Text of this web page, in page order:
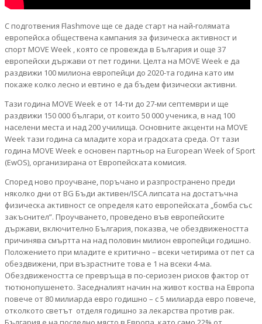
С подготвения Flashmove ще се даде старт на най-голямата
европейска обществена кампания за физическа активност и
спорт MOVE Week , която се провежда в България и още 37
европейски държави от пет години. Целта на MOVE Week е да
раздвижи 100 милиона европейци до 2020-та година като им
покаже колко лесно и евтино е да бъдем физически активни.
Тази година MOVE Week е от 14-ти до 27-ми септември и ще
раздвижи 150 000 българи, от които 50 000 ученика, в над 100
населени места и над 200 училища. Основните акценти на MOVE
Week тази година са младите хора и градската среда. От тази
година MOVE Week е основен партньор на European Week of Sport
(EwOS), организирана от Европейската комисия.
Според ново проучване, поръчано и разпространено преди
няколко дни от BG Бъди активен/ISCA липсата на достатъчна
физическа активност се определя като европейската „бомба със
закъснител”. Проучването, проведено във европейските
държави, включително България, показва, че обездвижеността
причинява смъртта на над половин милион европейци годишно.
Положението при младите е критично – всеки четирима от пет са
обездвижени, при възрастните това е 1 на всеки 4-ма.
Обездвижеността се превръща в по-сериозен рисков фактор от
тютюнопушенето. Заседналият начин на живот коства на Европа
повече от 80 милиарда евро годишно – с 5 милиарда евро повече,
отколкото светът отделя годишно за лекарства против рак.